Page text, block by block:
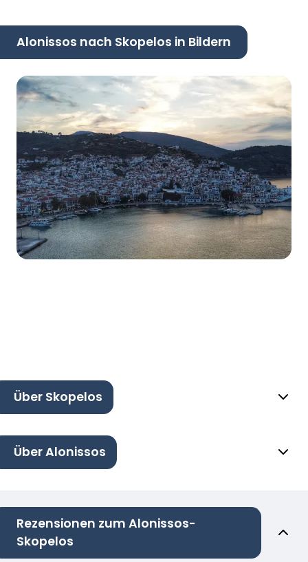
Alonissos nach Skopelos in Bildern
Über Skopelos
Über Alonissos
Rezensionen zum Alonissos-
Skopelos